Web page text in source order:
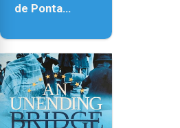
de Ponta
contar com
novos
instrumentos